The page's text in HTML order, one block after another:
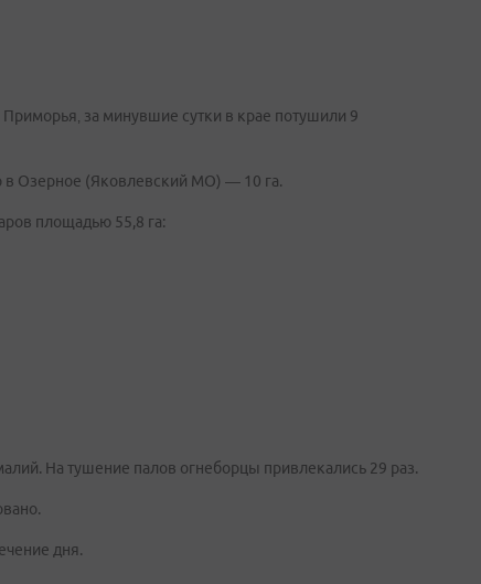
за минувшие сутки в крае потушили 9
в Озерное (Яковлевский МО) — 10 га.
площадью 55,8 га:
На тушение палов огнеборцы привлекались 29 раз.
дня.